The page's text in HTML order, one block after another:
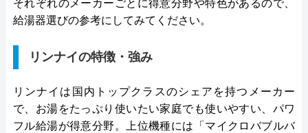
それぞれのメーカーごとに得意分野や特色があるので、
給湯器選びの参考にしてみてください。
リンナイの特徴・強み
リンナイは国内トップクラスのシェアを持つメーカー
で、お湯をたっぷり使いたい家庭でも使いやすい、パワ
フル給湯が得意分野。上位機種には「マイクロバブルバ